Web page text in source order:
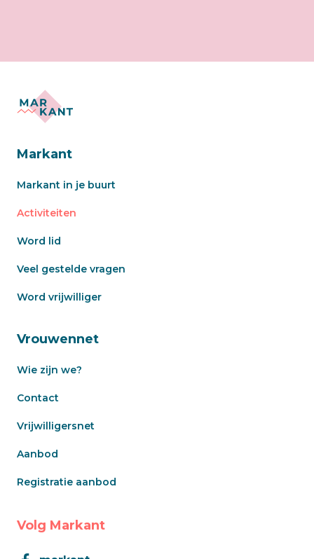
Markant
Markant in je buurt
Activiteiten
Word lid
Veel gestelde vragen
Word vrijwilliger
Vrouwennet
Wie zijn we?
Contact
Vrijwilligersnet
Aanbod
Registratie aanbod
Volg Markant